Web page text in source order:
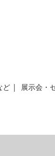
ど 展示会・